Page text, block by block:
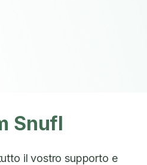
Snufl
il vostro supporto e